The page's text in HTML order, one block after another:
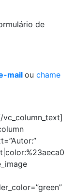
de
mailou chame
vc_column_text]